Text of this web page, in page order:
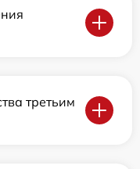
третьим